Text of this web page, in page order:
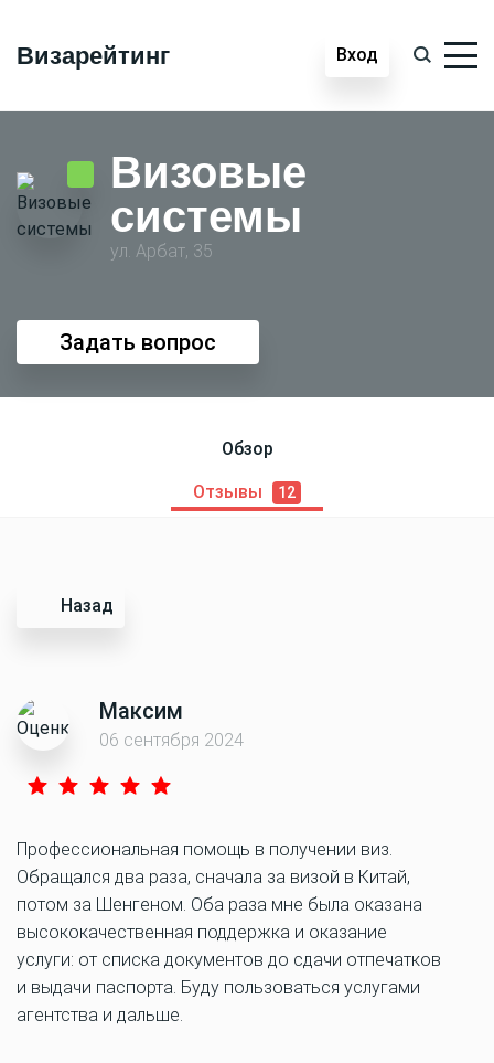
Визарейтинг Вход
Визовые
системы
ул. Арбат, 35
Задать вопрос
Обзор
Отзывы 12
Назад
Максим
06 сентября 2024
Профессиональная помощь в получении виз.
Обращался два раза, сначала за визой в Китай,
потом за Шенгеном. Оба раза мне была оказана
высококачественная поддержка и оказание
услуги: от списка документов до сдачи отпечатков
и выдачи паспорта. Буду пользоваться услугами
агентства и дальше.